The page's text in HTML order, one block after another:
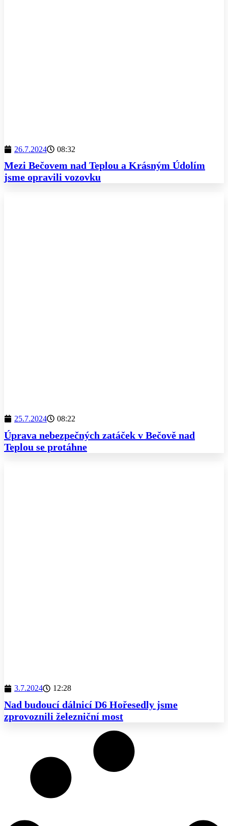
26.7.2024 08:32
Mezi Bečovem nad Teplou a Krásným Údolím
jsme opravili vozovku
25.7.2024 08:22
Úprava nebezpečných zatáček v Bečově nad
Teplou se protáhne
3.7.2024 12:28
Nad budoucí dálnicí D6 Hořesedly jsme
zprovoznili železniční most